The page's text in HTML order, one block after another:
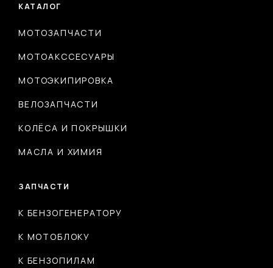
КАТАЛОГ
МОТОЗАПЧАСТИ
МОТОАКССЕСУАРЫ
МОТОЭКИПИРОВКА
ВЕЛОЗАПЧАСТИ
КОЛЁСА И ПОКРЫШКИ
МАСЛА И ХИМИЯ
ЗАПЧАСТИ
К БЕНЗОГЕНЕРАТОРУ
К МОТОБЛОКУ
К БЕНЗОПИЛАМ